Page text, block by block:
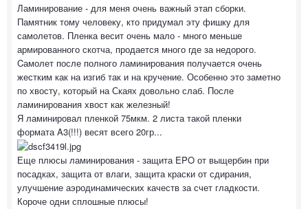
Ламинирование - для меня очень важный этап сборки.
Памятник тому человеку, кто придумал эту фишку для
самолетов. Пленка весит очень мало - много меньше
армированного скотча, продается много где за недорого.
Cамолет после полного ламинирования получается очень
жестким как на изгиб так и на кручение. Особенно это заметно
по хвосту, который на Скаях довольно слаб. После
ламинирования хвост как железный!
Я ламинировал пленкой 75мкм. 2 листа такой пленки
формата A3(!!!) весят всего 20гр...
Еще плюсы ламинирования - защита EPO от выщербин при
посадках, защита от влаги, защита краски от сдирания,
улучшение аэродинамических качеств за счет гладкости.
Короче одни сплошные плюсы!